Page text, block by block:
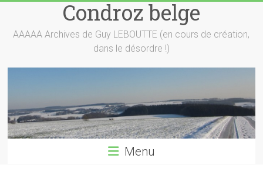
content
Condroz belge
AAAAA Archives de Guy LEBOUTTE (en cours de création,
dans le désordre !)
Menu